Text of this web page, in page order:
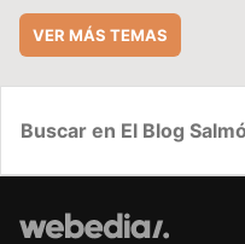
VER MÁS TEMAS